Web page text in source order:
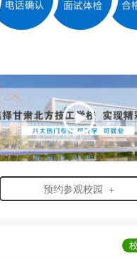
预约参观校园 +